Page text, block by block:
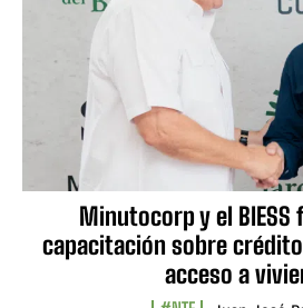
Minutocorp y el
capacitación sobre
acceso a